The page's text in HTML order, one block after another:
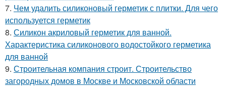
7. Чем удалить силиконовый герметик с плитки. Для чего
используется герметик
8. Силикон акриловый герметик для ванной.
Характеристика силиконового водостойкого герметика
для ванной
9. Строительная компания строит. Строительство
загородных домов в Москве и Московской области